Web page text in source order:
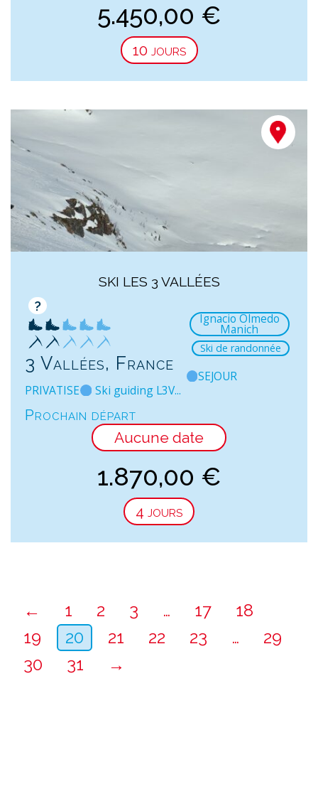
5.450,00 €
10 jours
SKI LES 3 VALLÉES
?
3 Vallées, France
Ignacio Olmedo
Manich
Ski de randonnée
SEJOUR
PRIVATISE
Ski guiding L3V...
Prochain départ
Aucune date
1.870,00 €
4 jours
← 1 2 3 … 17
18
19
20 21 22 23 …
29
30
31 →